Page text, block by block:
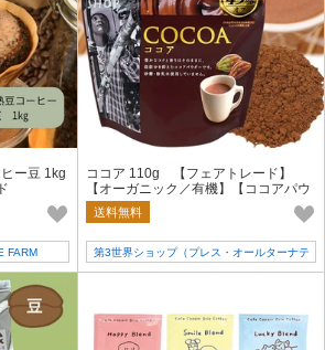
ー豆 1kg
FARM
ココア 110g 【フェアトレード】
【オーガニック／有機】【ココアパウ
ダー】【砂糖・粉乳・添加物不使用】
送料無料
第3世界ショップ（プレス・オールターナテ
ィブ）